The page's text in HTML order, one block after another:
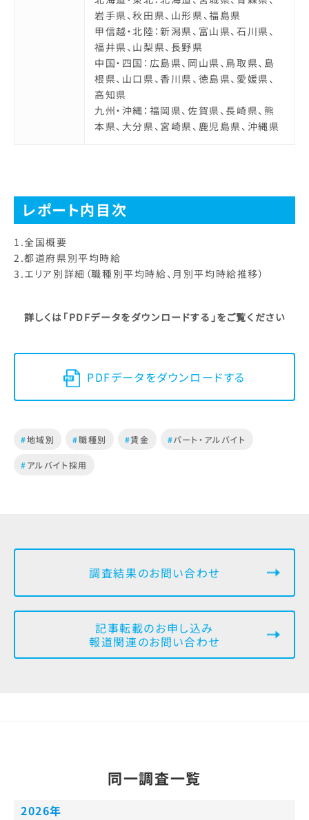
岩手県、秋田県、山形県、福島県
甲信越・北陸：新潟県、富山県、石川県、
福井県、山梨県、長野県
中国・四国：広島県、岡山県、鳥取県、島
根県、山口県、香川県、徳島県、愛媛県、
高知県
九州・沖縄：福岡県、佐賀県、長崎県、熊
本県、大分県、宮崎県、鹿児島県、沖縄県
レポート内目次
1.全国概要
2.都道府県別平均時給
3.エリア別詳細（職種別平均時給、月別平均時給推移）
詳しくは「PDFデータをダウンロードする」をご覧ください
PDFデータをダウンロードする
#地域別 #職種別 #賃金 #パート・アルバイト
#アルバイト採用
調査結果のお問い合わせ
記事転載のお申し込み
報道関連のお問い合わせ
同一調査一覧
2026年